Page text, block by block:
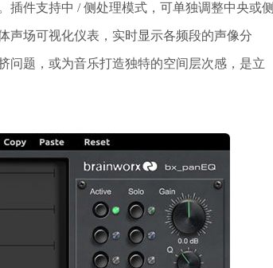
插件支持中 / 侧处理模式，可单独调整中央或侧
声场可视化仪表，实时显示各频段的声像分
问题，或为音乐打造独特的空间层次感，是立